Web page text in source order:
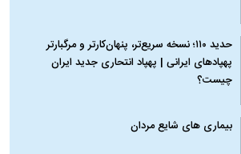
حدید ۱۱۰؛ نسخه سریع‌تر، پنهان‌کارتر و مرگبارتر
پهپادهای ایرانی | پهپاد انتحاری جدید ایران
چیست؟
بیماری‌ های شایع مردان